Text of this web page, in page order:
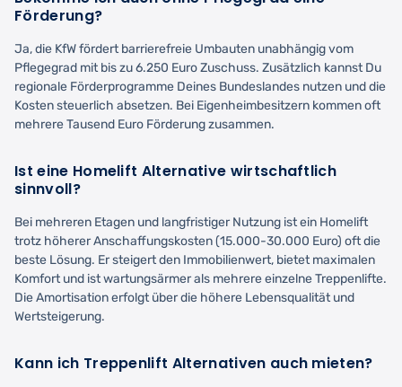
Förderung?
Ja, die KfW fördert barrierefreie Umbauten unabhängig vom
Pflegegrad mit bis zu 6.250 Euro Zuschuss. Zusätzlich kannst Du
regionale Förderprogramme Deines Bundeslandes nutzen und die
Kosten steuerlich absetzen. Bei Eigenheimbesitzern kommen oft
mehrere Tausend Euro Förderung zusammen.
Ist eine Homelift Alternative wirtschaftlich
sinnvoll?
Bei mehreren Etagen und langfristiger Nutzung ist ein Homelift
trotz höherer Anschaffungskosten (15.000-30.000 Euro) oft die
beste Lösung. Er steigert den Immobilienwert, bietet maximalen
Komfort und ist wartungsärmer als mehrere einzelne Treppenlifte.
Die Amortisation erfolgt über die höhere Lebensqualität und
Wertsteigerung.
Kann ich Treppenlift Alternativen auch mieten?